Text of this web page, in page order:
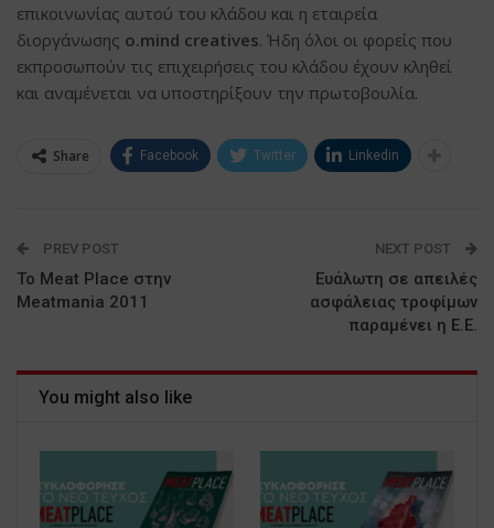
επικοινωνίας αυτού του κλάδου και η εταιρεία
διοργάνωσης o.mind creatives. Ήδη όλοι οι φορείς που
εκπροσωπούν τις επιχειρήσεις του κλάδου έχουν κληθεί
και αναμένεται να υποστηρίξουν την πρωτοβουλία.
Share Facebook Twitter Linkedin
PREV POST
Το Meat Place στην
Meatmania 2011
NEXT POST
Ευάλωτη σε απειλές
ασφάλειας τροφίμων
παραμένει η Ε.Ε.
You might also like